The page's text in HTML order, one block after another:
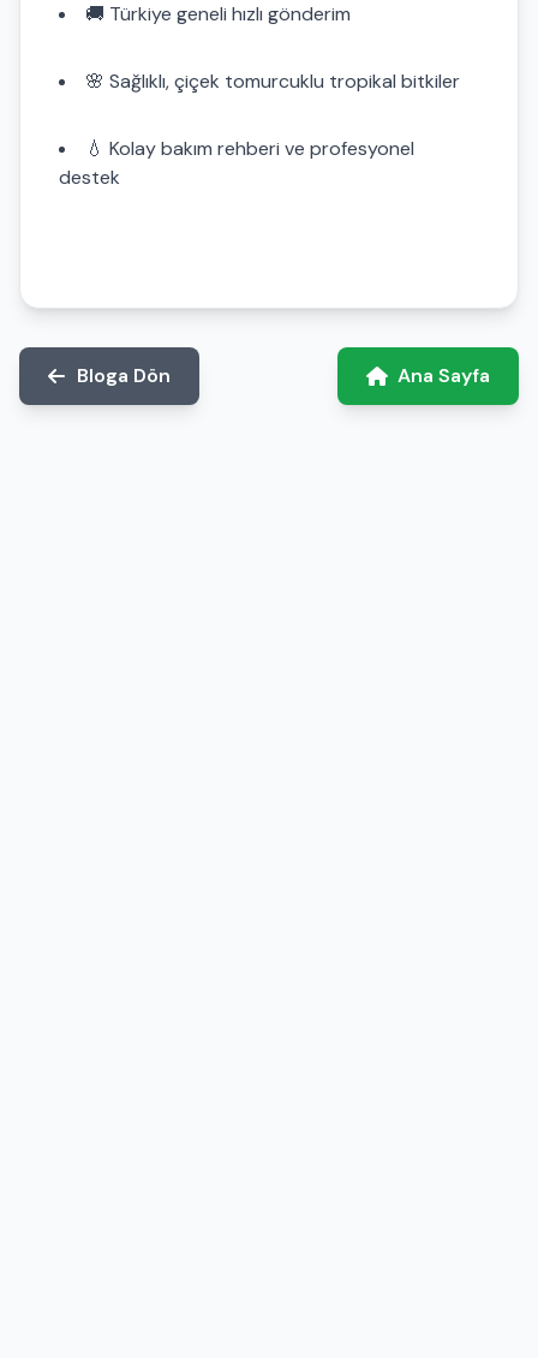
🚚 Türkiye geneli hızlı gönderim
🌸 Sağlıklı, çiçek tomurcuklu tropikal bitkiler
💧 Kolay bakım rehberi ve profesyonel
destek
Bloga Dön Ana Sayfa